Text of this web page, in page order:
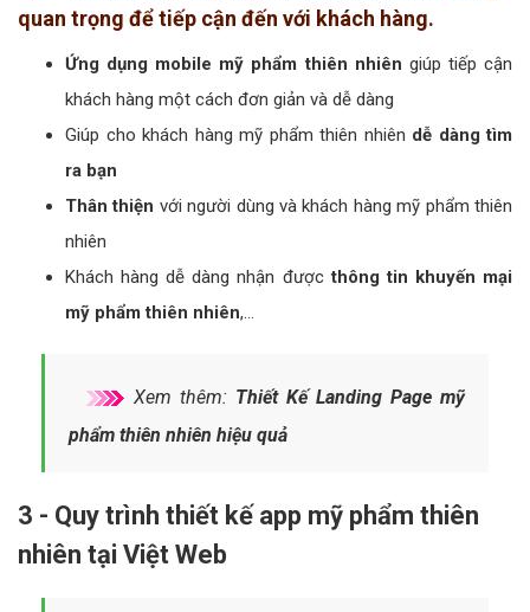
quan trọng để tiếp cận đến với khách hàng.
Ứng dụng mobile mỹ phẩm thiên nhiên giúp tiếp cận
khách hàng một cách đơn giản và dễ dàng
Giúp cho khách hàng mỹ phẩm thiên nhiên dễ dàng tìm
ra bạn
Thân thiện với người dùng và khách hàng mỹ phẩm thiên
nhiên
Khách hàng dễ dàng nhận đượcthông tin khuyến mại
mỹ phẩm thiên nhiên,…
Xem thêm: Thiết Kế Landing Page mỹ
phẩm thiên nhiên hiệu quả
3 - Quy trình thiết kế app mỹ phẩm thiên
nhiên tại Việt Web